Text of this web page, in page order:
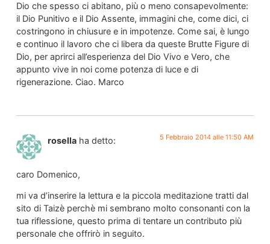
Dio che spesso ci abitano, più o meno consapevolmente:
il Dio Punitivo e il Dio Assente, immagini che, come dici, ci
costringono in chiusure e in impotenze. Come sai, è lungo
e continuo il lavoro che ci libera da queste Brutte Figure di
Dio, per aprirci all’esperienza del Dio Vivo e Vero, che
appunto vive in noi come potenza di luce e di
rigenerazione. Ciao. Marco
rosella ha detto: 5 Febbraio 2014 alle 11:50 AM
caro Domenico,
mi va d’inserire la lettura e la piccola meditazione tratti dal
sito di Taizè perchè mi sembrano molto consonanti con la
tua riflessione, questo prima di tentare un contributo più
personale che offrirò in seguito.